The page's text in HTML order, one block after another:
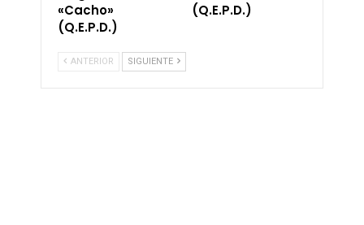
«Cacho»
(Q.E.P.D.)
(Q.E.P.D.)
ANTERIOR SIGUIENTE